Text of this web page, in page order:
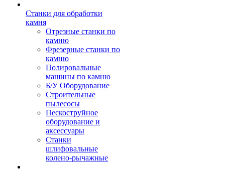
Станки для обработки
камня
Отрезные станки по
камню
Фрезерные станки по
камню
Полировальные
машины по камню
Б/У Оборудование
Строительные
пылесосы
Пескоструйное
оборудование и
аксессуары
Станки
шлифовальные
колено-рычажные